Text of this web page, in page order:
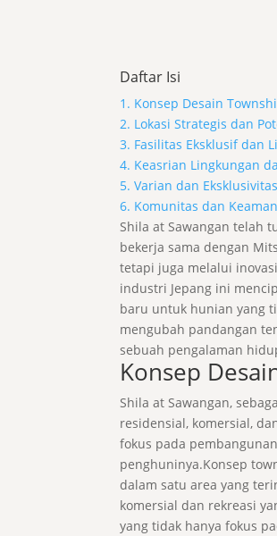
Daftar Isi
1. Konsep Desain
2. Lokasi Strategis dan
3. Fasilitas Eksklusif dan
4. Keasrian Lingkungan
5. Varian dan
6. Komunitas dan
Shila at Sawangan telah
bekerja sama dengan
tetapi juga melalui
industri Jepang ini
baru untuk hunian yang
mengubah pandangan
sebuah pengalaman
Konsep
Shila at Sawangan,
residensial, komersial,
fokus pada
penghuninya.Konsep
dalam satu area yang
komersial dan rekreasi
yang tidak hanya fokus